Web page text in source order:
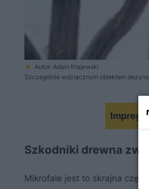
Autor: Adam Krajewski
Szczególnie wdzięcznym obiektem
Szkodniki drewna
Mikrofale jest to skrajna